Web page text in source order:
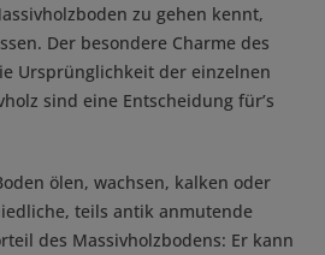
zu gehen kennt,
Der besondere Charme des
Ursprünglichkeit der einzelnen
sind eine Entscheidung für’s
ölen, wachsen, kalken oder
teils antik anmutende
des Massivholzbodens: Er kann